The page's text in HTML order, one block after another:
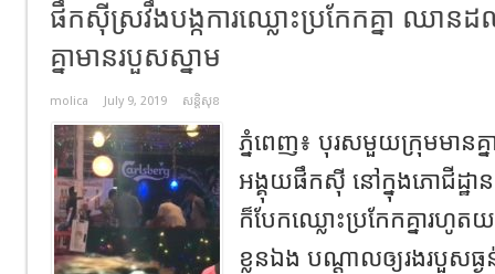
ផឹកស៊ីស្រវឹងបង្កការឈ្លោះប្រកែកគ្នា ឈានដ
គ្នាមានរបួសស្នាម
molica July 9, 2019 សន្តិសុខ
ភ្នំពេញ៖ បុរសមួយក្រុមមានគ្
អង្គុយផឹកសុី នៅក្នុងភោជីដ្ឋ
ក៏បែកឈ្លោះប្រកែកគ្នារហូត
ខ្លួនឯង បណ្តាលឲ្យរងរបួស